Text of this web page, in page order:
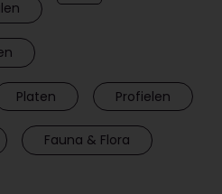
Platen Profielen
Fauna & Flora